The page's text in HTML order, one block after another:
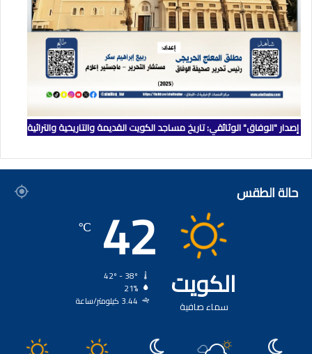
إصدار "الوفاق" الوثائقي: تاريخ مساجد الكويت القديمة والتاريخية والتراثية
حالة الطقس
الكويت
سماء صافية
42
℃
21%
3.44 كيلومتر/ساعة